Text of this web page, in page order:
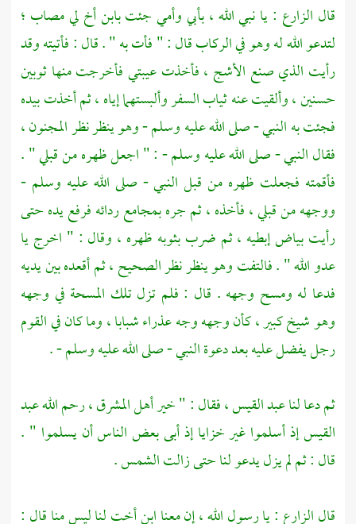
قال الزارع : يا نبي الله ، بأبي وأمي جئت بابن أخ لي مصاب ؛
لتدعو الله له وهو في الركاب قال : " فأت به " . قال : فأتيته وقد
رأيت الذي صنع الأشج ، فأخذت عيبتي فأخرجت منها ثوبين
حسنين ، وألقيت عنه ثياب السفر وألبستهما إياه ، ثم أخذت بيده
فجئت به النبي - صلى الله عليه وسلم - وهو ينظر نظر المجنون ،
فقال النبي - صلى الله عليه وسلم - : " اجعل ظهره من قبلي " .
فأقمته فجعلت ظهره من قبل النبي - صلى الله عليه وسلم -
ووجهه من قبلي ، فأخذه ، ثم جره بمجامع ردائه فرفع يده حتى
رأيت بياض إبطيه ، ثم ضرب بثوبه ظهره ، وقال : " اخرج يا
عدو الله " . فالتفت وهو ينظر نظر الصحيح ، ثم أقعده بين يديه
فدعا له ومسح وجهه . قال : فلم تزل تلك المسحة في وجهه
وهو شيخ كبير ، كأن وجهه وجه عذراء شبابا ، وما كان في القوم
رجل يفضل عليه بعد دعوة النبي - صلى الله عليه وسلم - .
ثم دعا لناعبد القيس، فقال : " خير أهل المشرق ، رحم اللهعبد
القيسإذ أسلموا غير خزايا إذ أبى بعض الناس أن يسلموا " .
قال : ثم لم يزل يدعو لنا حتى زالت الشمس .
قالالزارع : يا رسول الله ، إن معنا ابن أخت لنا ليس منا قال :